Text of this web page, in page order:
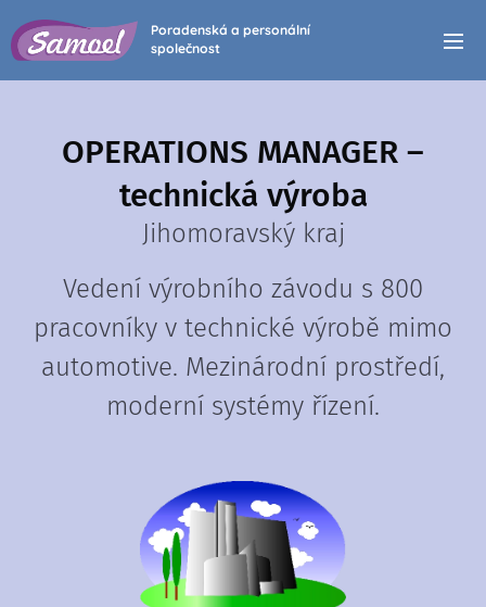
Poradenská a personální
společnost
OPERATIONS MANAGER –
technická výroba
Jihomoravský kraj
Vedení výrobního závodu s 800
pracovníky v technické výrobě mimo
automotive. Mezinárodní prostředí,
moderní systémy řízení.